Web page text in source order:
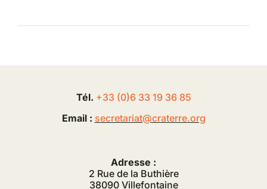
Tél. +33 (0)6 33 19 36 85
Email : secretariat@craterre.org
Adresse :
2 Rue de la Buthière
38090 Villefontaine